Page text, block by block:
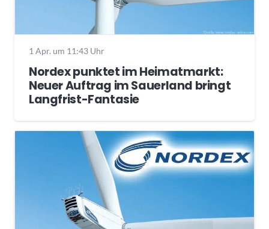
1 Apr. um 11:43 Uhr
Nordex punktet im Heimatmarkt:
Neuer Auftrag im Sauerland bringt
Langfrist-Fantasie